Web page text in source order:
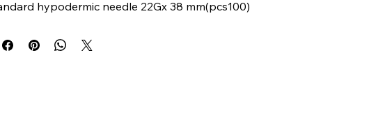
hypodermic needle 22Gx 38 mm(pcs100)